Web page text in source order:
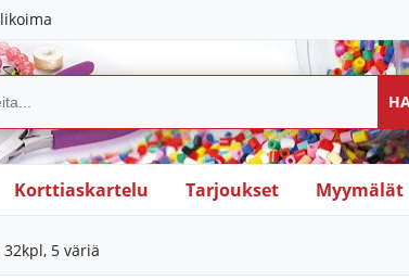
Korttiaskartelu Tarjoukset Myymälät
5 väriä